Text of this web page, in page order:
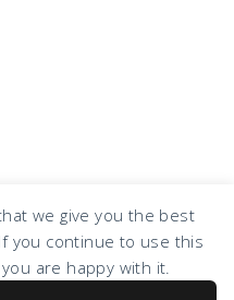
we give you the best
you continue to use this
are happy with it.
DESIGN CHICKY LOG IN